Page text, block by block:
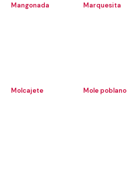
Mangonada Marquesita
Molcajete Mole poblano